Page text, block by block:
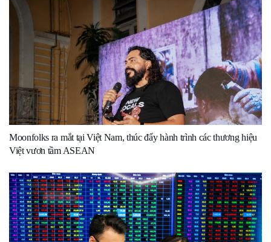
Moonfolks ra mắt tại Việt Nam, thúc đẩy hành trình các thương hiệu
Việt vươn tầm ASEAN